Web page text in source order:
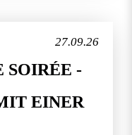
27.09.26
SOIRÉE -
EINER